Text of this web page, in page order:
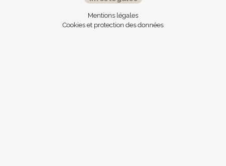
Mentions légales
Cookies et protection des données